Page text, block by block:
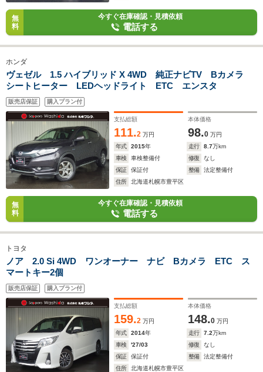
無
料
今すぐ在庫確認・見積依頼
電話する
ホンダ
ヴェゼル 1.5 ハイブリッド X 4WD 純正ナビTV Bカメラ
シートヒーター LEDヘッドライト ETC エンスタ
販売店保証 購入プラン付
支払総額
111.2 万円
本体価格
98.0 万円
年式
2015年 走行 8.7万km
車検
車検整備付 修復
なし
保証
保証付 整備
法定整備付
住所
北海道札幌市豊平区
無
料
今すぐ在庫確認・見積依頼
電話する
トヨタ
ノア 2.0 Si 4WD ワンオーナー ナビ Bカメラ ETC ス
マートキー2個
販売店保証 購入プラン付
支払総額
159.2 万円
本体価格
148.0 万円
年式
2014年 走行 7.2万km
車検
'27/03 修復
なし
保証
保証付 整備
法定整備付
住所
北海道札幌市豊平区